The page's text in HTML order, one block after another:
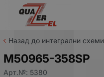
Назад до интегрални схеми
M50965-358SP
Арт.№: 5380